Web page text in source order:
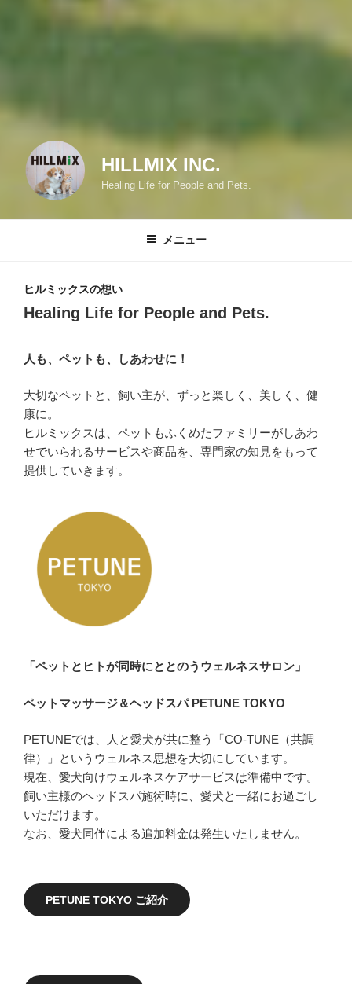
HILLMIX INC.
Healing Life for People and Pets.
メニュー
ヒルミックスの想い
Healing Life for People and Pets.
人も、ペットも、しあわせに！
大切なペットと、飼い主が、ずっと楽しく、美しく、健
康に。
ヒルミックスは、ペットもふくめたファミリーがしあわ
せでいられるサービスや商品を、専門家の知見をもって
提供していきます。
「ペットとヒトが同時にととのうウェルネスサロン」
ペットマッサージ＆ヘッドスパ PETUNE TOKYO
PETUNEでは、人と愛犬が共に整う「CO-TUNE（共調
律）」というウェルネス思想を大切にしています。
現在、愛犬向けウェルネスケアサービスは準備中です。
飼い主様のヘッドスパ施術時に、愛犬と一緒にお過ごし
いただけます。
なお、愛犬同伴による追加料金は発生いたしません。
PETUNE TOKYO ご紹介